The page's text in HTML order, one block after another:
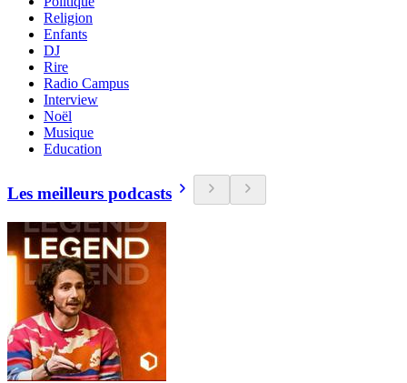
Religion
Enfants
DJ
Rire
Radio Campus
Interview
Noël
Musique
Education
Les meilleurs podcasts